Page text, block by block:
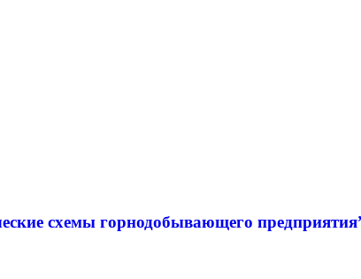
схемы горнодобывающего